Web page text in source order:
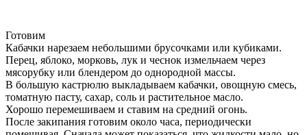
Готовим
Кабачки нарезаем небольшими брусочками или кубиками.
Перец, яблоко, морковь, лук и чеснок измельчаем через
мясорубку или блендером до однородной массы.
В большую кастрюлю выкладываем кабачки, овощную смесь,
томатную пасту, сахар, соль и растительное масло.
Хорошо перемешиваем и ставим на средний огонь.
После закипания готовим около часа, периодически